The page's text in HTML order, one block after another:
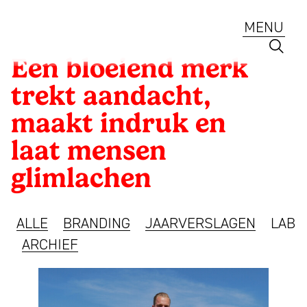
Creative
Strategie
en
ontwerp
voor
ambitieuze
ESG
en
jaarverslagen
MENU
Branding
ESG
Jaarverslagen
Lab
Diensten
Client:
Client:
Dutch
Cuisine
Een bloeiend merk
trekt aandacht,
maakt indruk en
laat mensen
glimlachen
ALLE BRANDING JAARVERSLAGEN
LAB
ARCHIEF